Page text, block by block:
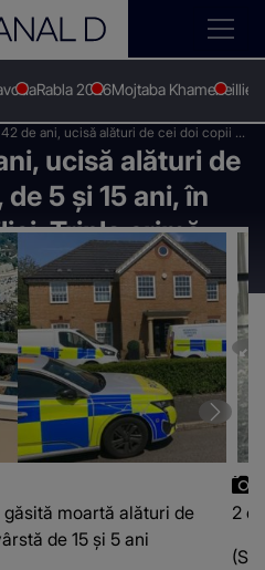
Rabla 2026Mojtaba KhameneiIlie
de ani, ucisă alături de cei doi copii ai
ani, în vila de lux a familiei. Tripla
a șocat o țară întreagă
ucisă alături de
5 și 15 ani, în
Tripla crimă
întreagă
găsită moartă alături de
de 15 și 5 ani
2